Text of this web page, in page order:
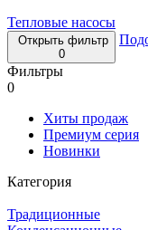
Тепловые насосы
Открыть фильтр
0
Фильтры
0
Хиты продаж
Премиум серия
Новинки
Категория
Традиционные